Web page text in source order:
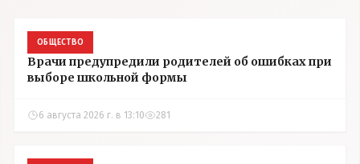
ОБЩЕСТВО
Врачи предупредили родителей об ошибках при
выборе школьной формы
6 августа 2026 г. в 13:10 281